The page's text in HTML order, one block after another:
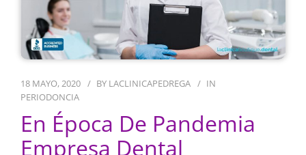
18 MAYO, 2020 BY LACLINICAPEDREGA
IN
PERIODONCIA
En Época De Pandemia
Empresa Dental